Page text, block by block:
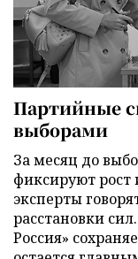
Партийные
выборами
За месяц до
фиксируют рост
эксперты
расстановки
Россия»